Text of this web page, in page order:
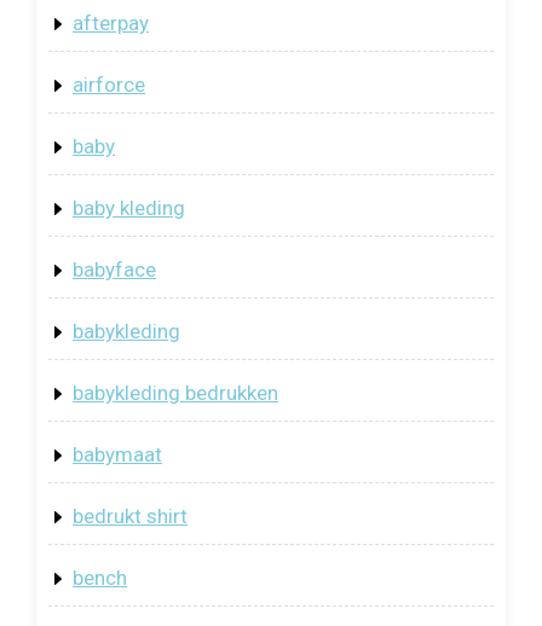
afterpay
airforce
baby
baby kleding
babyface
babykleding
babykleding bedrukken
babymaat
bedrukt shirt
bench